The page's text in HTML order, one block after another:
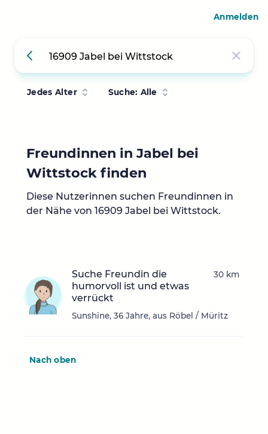
Jedes Alter Suche: Alle
Freundinnen in Jabel bei
Wittstock finden
Diese Nutzerinnen suchen Freundinnen in
der Nähe von 16909 Jabel bei Wittstock.
Suche Freundin die
humorvoll ist und etwas
verrückt
Sunshine, 36 Jahre, aus Röbel / Müritz
30 km
Nach oben
Anmelden